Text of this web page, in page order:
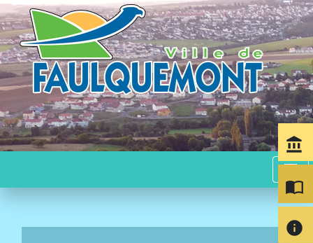
menu
account_balance
import_contacts
info